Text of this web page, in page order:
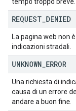
tempo troppo breve.
REQUEST DENIED
La pagina web non
indicazioni stradali.
UNKNOWN ERROR
Una richiesta di
causa di un errore
andare a buon fine.